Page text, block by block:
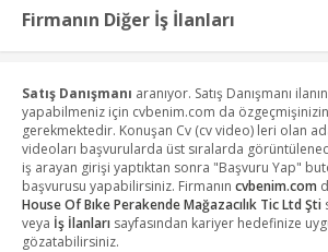
Firmanın Diğer İş İlanları
Satış Danışmanı aranıyor. Satış Danışmanı
yapabilmeniz için cvbenim.com da
gerekmektedir. Konuşan Cv (cv video) leri olan
videoları başvurularda üst sıralarda
iş arayan girişi yaptıktan sonra "Başvuru Yap"
başvurusu yapabilirsiniz. Firmanın cvbenim.com
House Of Bıke Perakende Mağazacılık Tic Ltd Şti
veya İş İlanları sayfasından kariyer hedefinize
gözatabilirsiniz.